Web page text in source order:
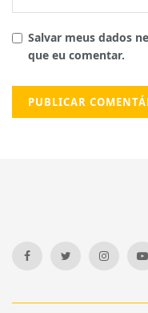
Salvar meus dados
que eu comentar.